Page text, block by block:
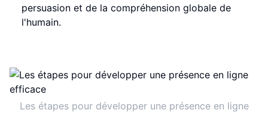
persuasion et de la compréhension globale de
l'humain.
Les étapes pour développer une présence en ligne